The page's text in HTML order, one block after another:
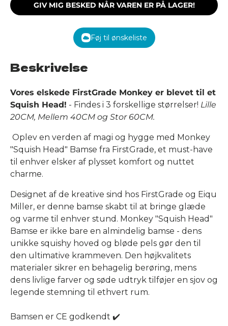
GIV MIG BESKED NÅR VAREN ER PÅ LAGER!
Føj til ønskeliste
Beskrivelse
Vores elskede FirstGrade Monkey er blevet til et
Squish Head! - Findes i 3 forskellige størrelser! Lille
20CM, Mellem 40CM og Stor 60CM.
Oplev en verden af magi og hygge med Monkey
"Squish Head" Bamse fra FirstGrade, et must-have
til enhver elsker af plysset komfort og nuttet
charme.
Designet af de kreative sind hos FirstGrade og Eiqu
Miller, er denne bamse skabt til at bringe glæde
og varme til enhver stund. Monkey "Squish Head"
Bamse er ikke bare en almindelig bamse - dens
unikke squishy hoved og bløde pels gør den til
den ultimative krammeven. Den højkvalitets
materialer sikrer en behagelig berøring, mens
dens livlige farver og søde udtryk tilføjer en sjov og
legende stemning til ethvert rum.
Bamsen er CE godkendt ✔️